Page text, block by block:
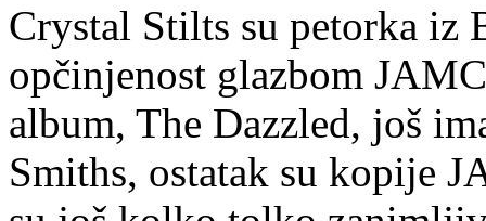
Crystal Stilts su petorka
opčinjenost glazbom
album, The Dazzled, još
Smiths, ostatak su kopije